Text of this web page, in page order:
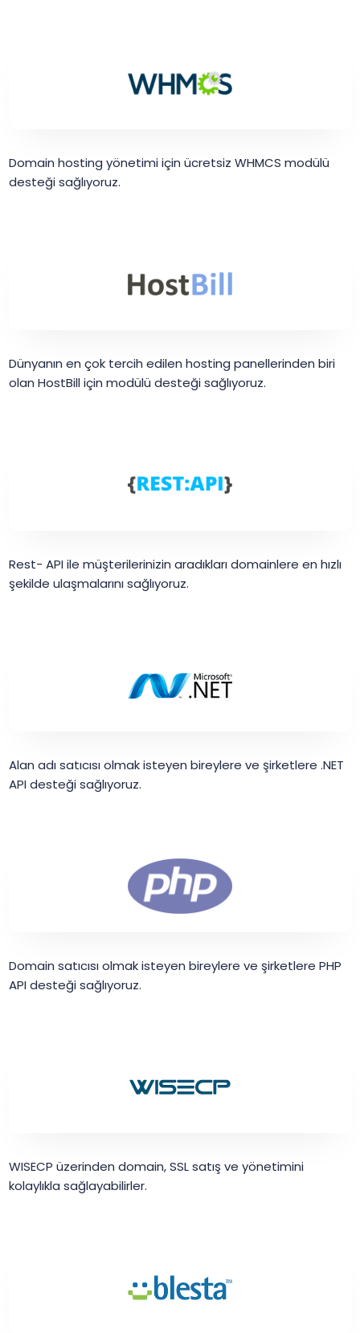
Domain hosting yönetimi için ücretsiz WHMCS modülü
desteği sağlıyoruz.
Dünyanın en çok tercih edilen hosting panellerinden biri
olan HostBill için modülü desteği sağlıyoruz.
Rest- API ile müşterilerinizin aradıkları domainlere en hızlı
şekilde ulaşmalarını sağlıyoruz.
Alan adı satıcısı olmak isteyen bireylere ve şirketlere .NET
API desteği sağlıyoruz.
Domain satıcısı olmak isteyen bireylere ve şirketlere PHP
API desteği sağlıyoruz.
WISECP üzerinden domain, SSL satış ve yönetimini
kolaylıkla sağlayabilirler.